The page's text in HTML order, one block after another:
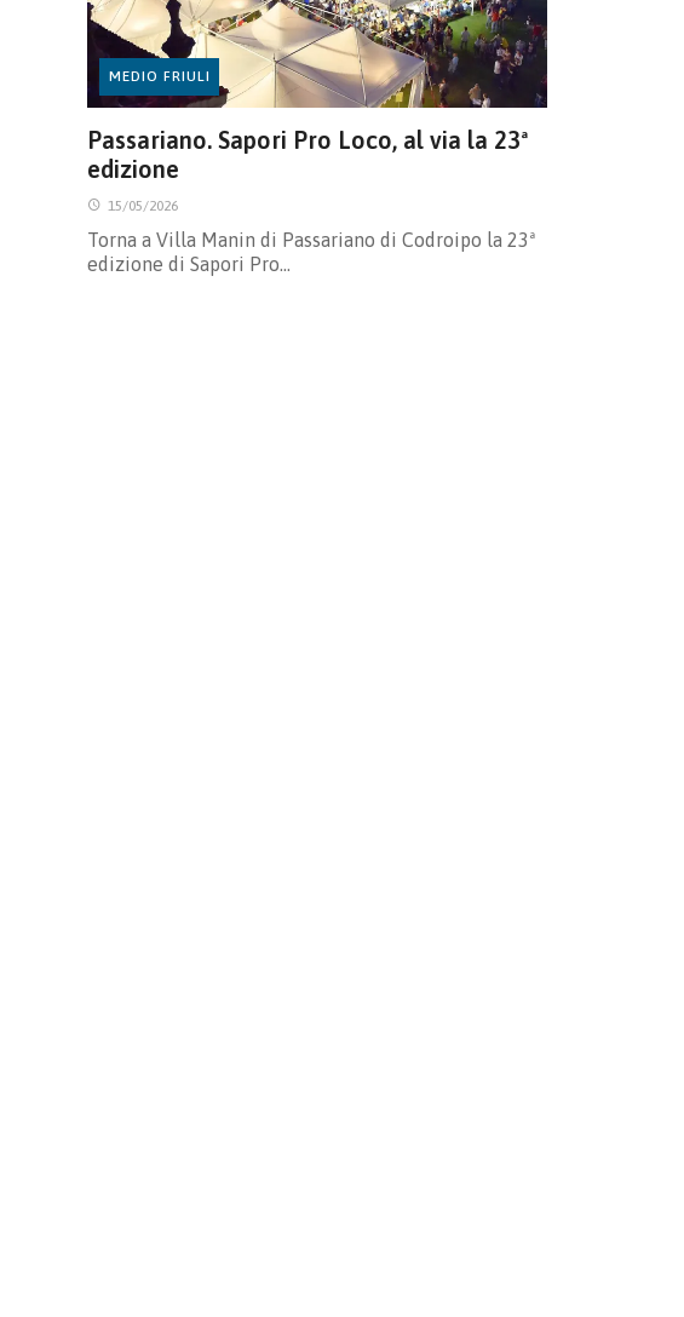
MEDIO FRIULI
Passariano. Sapori Pro Loco, al via la 23ª
edizione
15/05/2026
Torna a Villa Manin di Passariano di Codroipo la 23ª
edizione di Sapori Pro…